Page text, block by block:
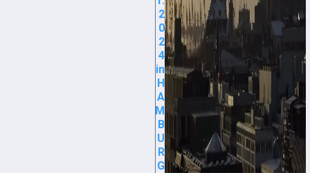
2
0
2
4
in
H
A
M
B
U
R
G